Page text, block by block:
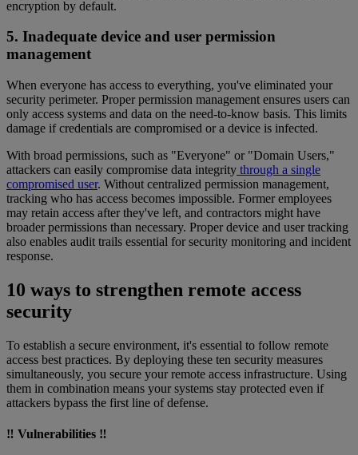
encryption by default.
5. Inadequate device and user permission
management
When everyone has access to everything, you've eliminated your
security perimeter. Proper permission management ensures users can
only access systems and data on the need-to-know basis. This limits
damage if credentials are compromised or a device is infected.
With broad permissions, such as "Everyone" or "Domain Users,"
attackers can easily compromise data integrity through a single
compromised user. Without centralized permission management,
tracking who has access becomes impossible. Former employees
may retain access after they've left, and contractors might have
broader permissions than necessary. Proper device and user tracking
also enables audit trails essential for security monitoring and incident
response.
10 ways to strengthen remote access
security
To establish a secure environment, it's essential to follow remote
access best practices. By deploying these ten security measures
simultaneously, you secure your remote access infrastructure. Using
them in combination means your systems stay protected even if
attackers bypass the first line of defense.
‼️ Vulnerabilities ‼️